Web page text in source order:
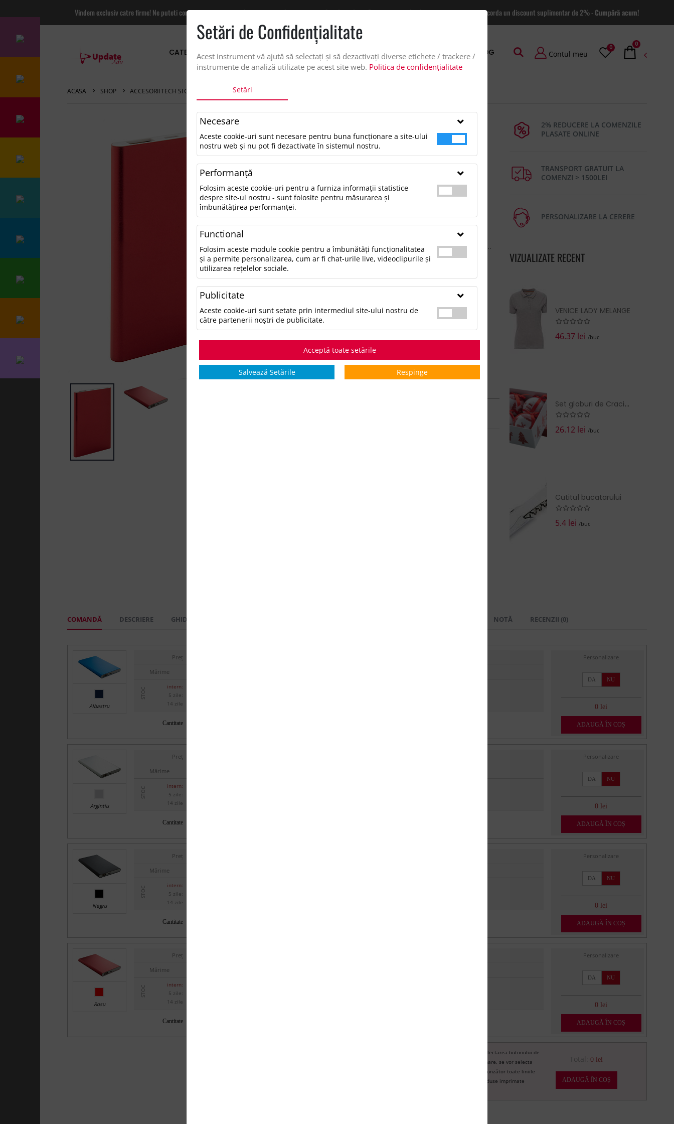
Vindem exclusiv catre firme! Ne puteti contacta pentru oferta de pret personalizata pe office@updateadv.ro. Pentru comenzile plasate pe site va putem acorda un discount suplimentar de 2% -Cumpără acum!
CATEGORII PRODUSE SERVICII PERSONALIZARE DESPRE NOI CATALOAGE BLOG Contul meu
0 0
ACASA SHOP ACCESORII TECH SI GADGETURI BATERIE EXTERNA, FLATFOUR
Baterie externa, FlatFour, Rosu
25.54 lei/buc
Baterie externa,din aluminiu, cu capacitate de 4000 mAh.
Inclusiv cablu incarcator micro USB.Material
1:AluminiuDimensiune:110×68×10 mmCapacitatea
bateriei:4000 mAhCablu USB inclus:DaIncarcabil la
USB:DaCablu incarcare - Output:1×USBCablu incarcare -
Output:1×Micro USBGreutate:192grameTara de origine:CN...
CATEGORII:ACCESORII TECH SI GADGETURI
CULORI:
SELECTAŢI CULOAREA PENTRU A VIZUALIZA STOCUL:
*stoc pe toate culorile:7
STOCURI pentru culoarea:Rosu
Stoc INTERN
Stoc EXTERN în:
2% REDUCERE LA COMENZILE
PLASATE ONLINE
TRANSPORT GRATUIT LA
COMENZI > 1500LEI
PERSONALIZARE LA CERERE
VIZUALIZATE RECENT
VENICE LADY MELANGE
46.37 lei/buc
Set globuri de Craciun, Fjelldal
26.12 lei/buc
Cutitul bucatarului
5.4 lei/buc
COMANDĂ DESCRIERE GHID MĂRIMI NOTĂ RECENZII (0)
Albastru
Preț
Mărime
STOC
intern:
5 zile:
14 zile
Cantitate
Personalizare
DA NU
0 lei
ADAUGĂ ÎN COȘ
Argintiu
Preț
Mărime
STOC
intern:
5 zile:
14 zile
Cantitate
Personalizare
DA NU
0 lei
ADAUGĂ ÎN COȘ
Negru
Preț
Mărime
STOC
intern:
5 zile:
14 zile
Cantitate
Personalizare
DA NU
0 lei
ADAUGĂ ÎN COȘ
Rosu
Preț
Mărime
STOC
intern:
5 zile:
14 zile
Cantitate
Personalizare
DA NU
0 lei
ADAUGĂ ÎN COȘ
Prin selectarea butonului de
imprimare, se vor selecta
corespunzător toate liniile
de produse imprimate
Total:0 lei
ADAUGĂ ÎN COȘ
Setări de Confidenţialitate
Acest instrument vă ajută să selectați și să dezactivați diverse etichete / trackere /
instrumente de analiză utilizate pe acest site web. Politica de confidențialitate
Setări
Necesare
Aceste cookie-uri sunt necesare pentru buna funcționare a site-ului
nostru web și nu pot fi dezactivate în sistemul nostru.
Performanţă
Folosim aceste cookie-uri pentru a furniza informații statistice
despre site-ul nostru - sunt folosite pentru măsurarea și
îmbunătățirea performanței.
Functional
Folosim aceste module cookie pentru a îmbunătăți funcționalitatea
și a permite personalizarea, cum ar fi chat-urile live, videoclipurile și
utilizarea rețelelor sociale.
Publicitate
Aceste cookie-uri sunt setate prin intermediul site-ului nostru de
către partenerii noștri de publicitate.
Acceptă toate setările
Salvează Setările Respinge